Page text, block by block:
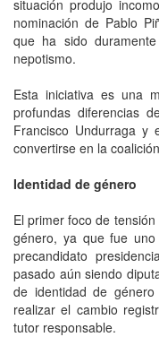
situación produjo
nominación de Pablo
que ha sido
nepotismo.
Esta iniciativa es una
profundas diferencias
Francisco Undurraga
convertirse en la
Identidad de género
El primer foco de
género, ya que fue
precandidato
pasado aún siendo
de identidad de
realizar el cambio
tutor responsable.